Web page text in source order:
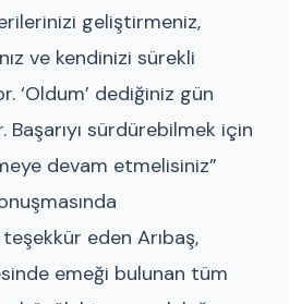
geliştirmeniz,
ve kendinizi sürekli
‘Oldum’ dediğiniz gün
sürdürebilmek için
devam etmelisiniz”
eden Arıbaş,
emeği bulunan tüm